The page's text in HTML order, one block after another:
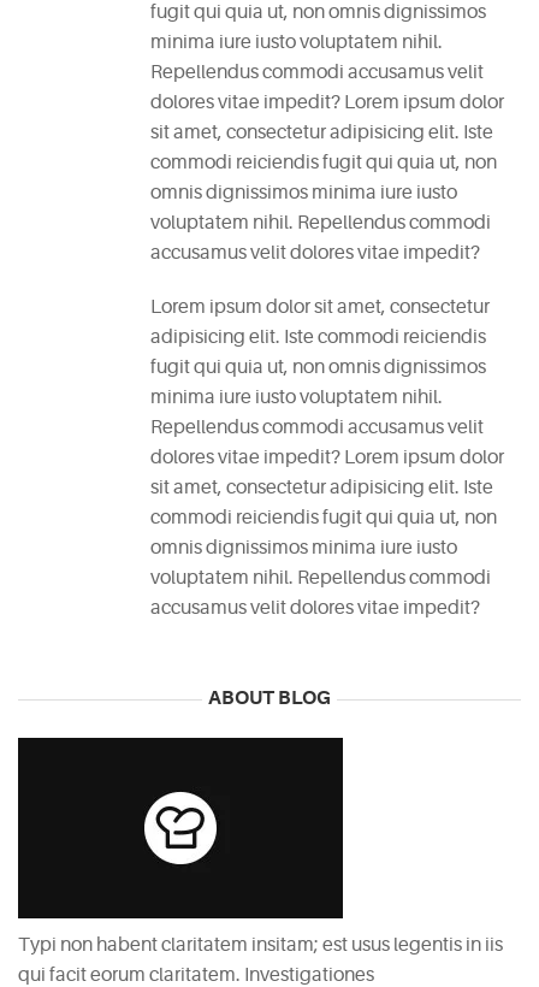
fugit qui quia ut, non omnis dignissimos
minima iure iusto voluptatem nihil.
Repellendus commodi accusamus velit
dolores vitae impedit? Lorem ipsum dolor
sit amet, consectetur adipisicing elit. Iste
commodi reiciendis fugit qui quia ut, non
omnis dignissimos minima iure iusto
voluptatem nihil. Repellendus commodi
accusamus velit dolores vitae impedit?
Lorem ipsum dolor sit amet, consectetur
adipisicing elit. Iste commodi reiciendis
fugit qui quia ut, non omnis dignissimos
minima iure iusto voluptatem nihil.
Repellendus commodi accusamus velit
dolores vitae impedit? Lorem ipsum dolor
sit amet, consectetur adipisicing elit. Iste
commodi reiciendis fugit qui quia ut, non
omnis dignissimos minima iure iusto
voluptatem nihil. Repellendus commodi
accusamus velit dolores vitae impedit?
ABOUT BLOG
Typi non habent claritatem insitam; est usus legentis in iis
qui facit eorum claritatem. Investigationes